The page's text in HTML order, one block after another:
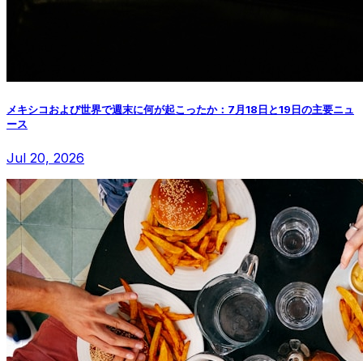
メキシコおよび世界で週末に何が起こったか：7月18日と19日の主要ニュ
ース
Jul 20, 2026